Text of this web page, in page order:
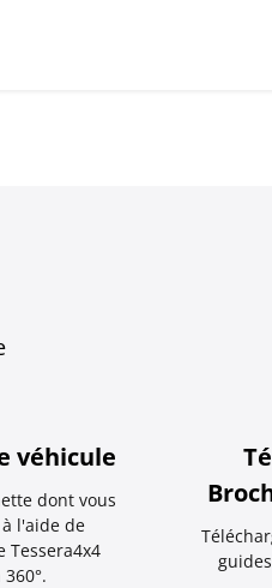
véhicule
dont vous
l'aide de
Tessera4x4